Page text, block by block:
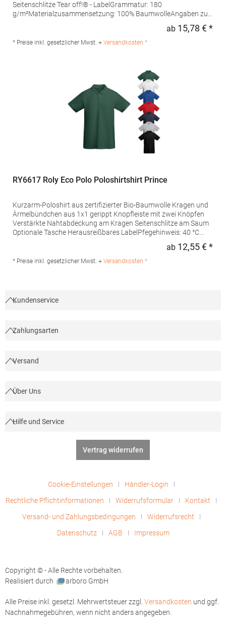
Seitenschlitze Tear off!® - LabelGrammatur: 180
g/m²Materialzusammensetzung: 100% BaumwolleAngaben zur
GmbH Vor dem Weißen Stein 25-31 72461 Albstadt Deutschland
E-Mail: info@daiber.de
ab 15,78 € *
* Preise inkl. gesetzlicher Mwst. + Versandkosten *
RY6617 Roly Eco Polo Poloshirtshirt Prince
Kurzarm-Poloshirt aus zertifizierter Bio-Baumwolle Kragen und
Ärmelbündchen aus 1x1 gerippt Knopfleiste mit zwei Knöpfen
Verstärkte Nahtabdeckung am Kragen Seitenschlitze am Saum
Optionale Tasche Herausreißbares LabelPfegehinweis: 40 °C
g/m²Materialzusammensetzung: 100% Baumwolle (Heather
Grey: 85% Baumwolle / 15% Viskose)Angaben zur
ab 12,55 € *
* Preise inkl. gesetzlicher Mwst. + Versandkosten *
Kundenservice
Zahlungsarten
Versand
Über Uns
Hilfe und Service
Vertrag widerrufen
Cookie-Einstellungen
Händler-Login
Rechtliche Pflichtinformationen
Widerrufsformular
Kontakt
Versand- und Zahlungsbedingungen
Widerrufsrecht
Datenschutz
AGB Impressum
Copyright © - Alle Rechte vorbehalten.
Realisiert durch
arboro GmbH
Alle Preise inkl. gesetzl. Mehrwertsteuer zzgl. Versandkosten und ggf.
Nachnahmegebühren, wenn nicht anders angegeben.